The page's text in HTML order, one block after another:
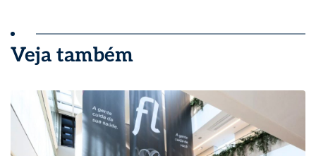
Veja também